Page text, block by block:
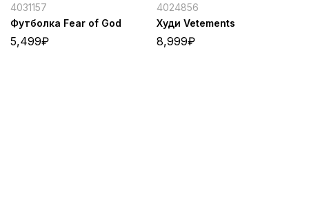
4031157
Футболка Fear of God
5,499₽
4024856
Худи Vetements
8,999₽